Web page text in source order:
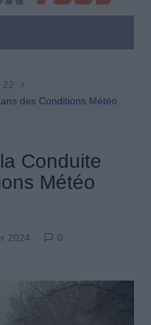
22
des Conditions Météo
Conduite
Météo
2024
0